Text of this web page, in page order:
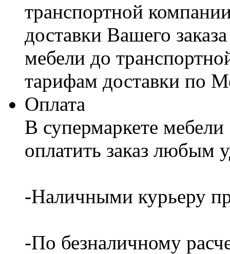
транспортной
доставки Вашего
мебели до
тарифам доставки по
Оплата
В супермаркете
оплатить заказ любым
-Наличными курьеру
-По безналичному